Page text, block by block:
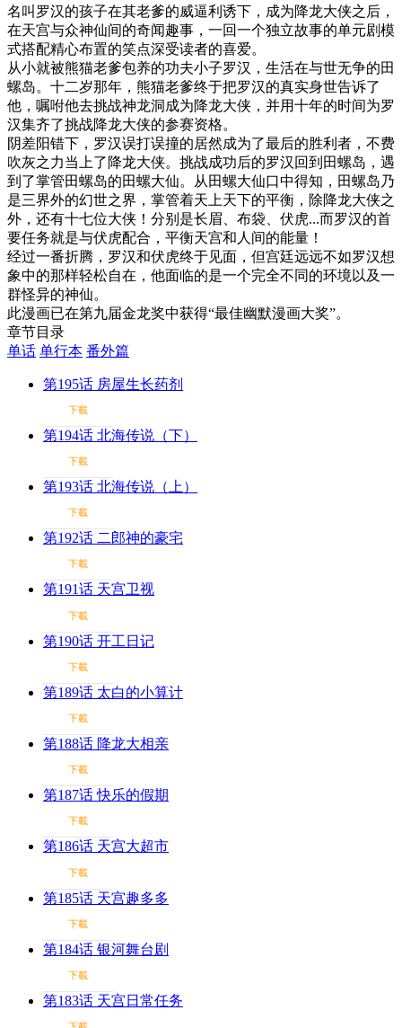
名叫罗汉的孩子在其老爹的威逼利诱下，成为降龙大侠之后，
在天宫与众神仙间的奇闻趣事，一回一个独立故事的单元剧模
式搭配精心布置的笑点深受读者的喜爱。
从小就被熊猫老爹包养的功夫小子罗汉，生活在与世无争的田
螺岛。十二岁那年，熊猫老爹终于把罗汉的真实身世告诉了
他，嘱咐他去挑战神龙洞成为降龙大侠，并用十年的时间为罗
汉集齐了挑战降龙大侠的参赛资格。
阴差阳错下，罗汉误打误撞的居然成为了最后的胜利者，不费
吹灰之力当上了降龙大侠。挑战成功后的罗汉回到田螺岛，遇
到了掌管田螺岛的田螺大仙。从田螺大仙口中得知，田螺岛乃
是三界外的幻世之界，掌管着天上天下的平衡，除降龙大侠之
外，还有十七位大侠！分别是长眉、布袋、伏虎...而罗汉的首
要任务就是与伏虎配合，平衡天宫和人间的能量！
经过一番折腾，罗汉和伏虎终于见面，但宫廷远远不如罗汉想
象中的那样轻松自在，他面临的是一个完全不同的环境以及一
群怪异的神仙。
此漫画已在第九届金龙奖中获得“最佳幽默漫画大奖”。
章节目录
单话 单行本 番外篇
第195话 房屋生长药剂
下載
第194话 北海传说（下）
下載
第193话 北海传说（上）
下載
第192话 二郎神的豪宅
下載
第191话 天宫卫视
下載
第190话 开工日记
下載
第189话 太白的小算计
下載
第188话 降龙大相亲
下載
第187话 快乐的假期
下載
第186话 天宫大超市
下載
第185话 天宫趣多多
下載
第184话 银河舞台剧
下載
第183话 天宫日常任务